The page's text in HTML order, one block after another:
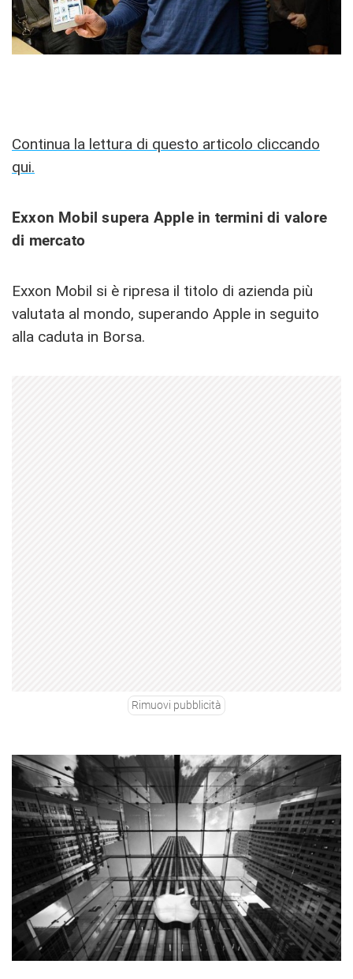
Continua la lettura di questo articolo cliccando
qui.
Exxon Mobil supera Apple in termini di valore
di mercato
Exxon Mobil si è ripresa il titolo di azienda più
valutata al mondo, superando Apple in seguito
alla caduta in Borsa.
Rimuovi pubblicità